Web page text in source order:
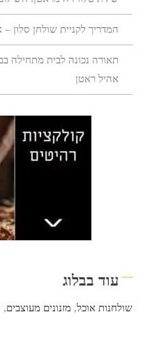
המדריך לקניית שולחן סלון
תאורה נכונה לבית מתחילה
אהיל ראטן
עוד בבלוג
שולחנות אוכל, מזנונים מעוצבים,